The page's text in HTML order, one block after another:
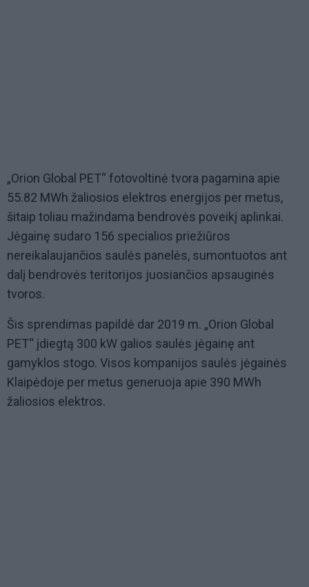
„Orion Global PET“ fotovoltinė tvora pagamina apie
55.82 MWh žaliosios elektros energijos per metus,
šitaip toliau mažindama bendrovės poveikį aplinkai.
Jėgainę sudaro 156 specialios priežiūros
nereikalaujančios saulės panelės, sumontuotos ant
dalį bendrovės teritorijos juosiančios apsauginės
tvoros.
Šis sprendimas papildė dar 2019 m. „Orion Global
PET“ įdiegtą 300 kW galios saulės jėgainę ant
gamyklos stogo. Visos kompanijos saulės jėgainės
Klaipėdoje per metus generuoja apie 390 MWh
žaliosios elektros.